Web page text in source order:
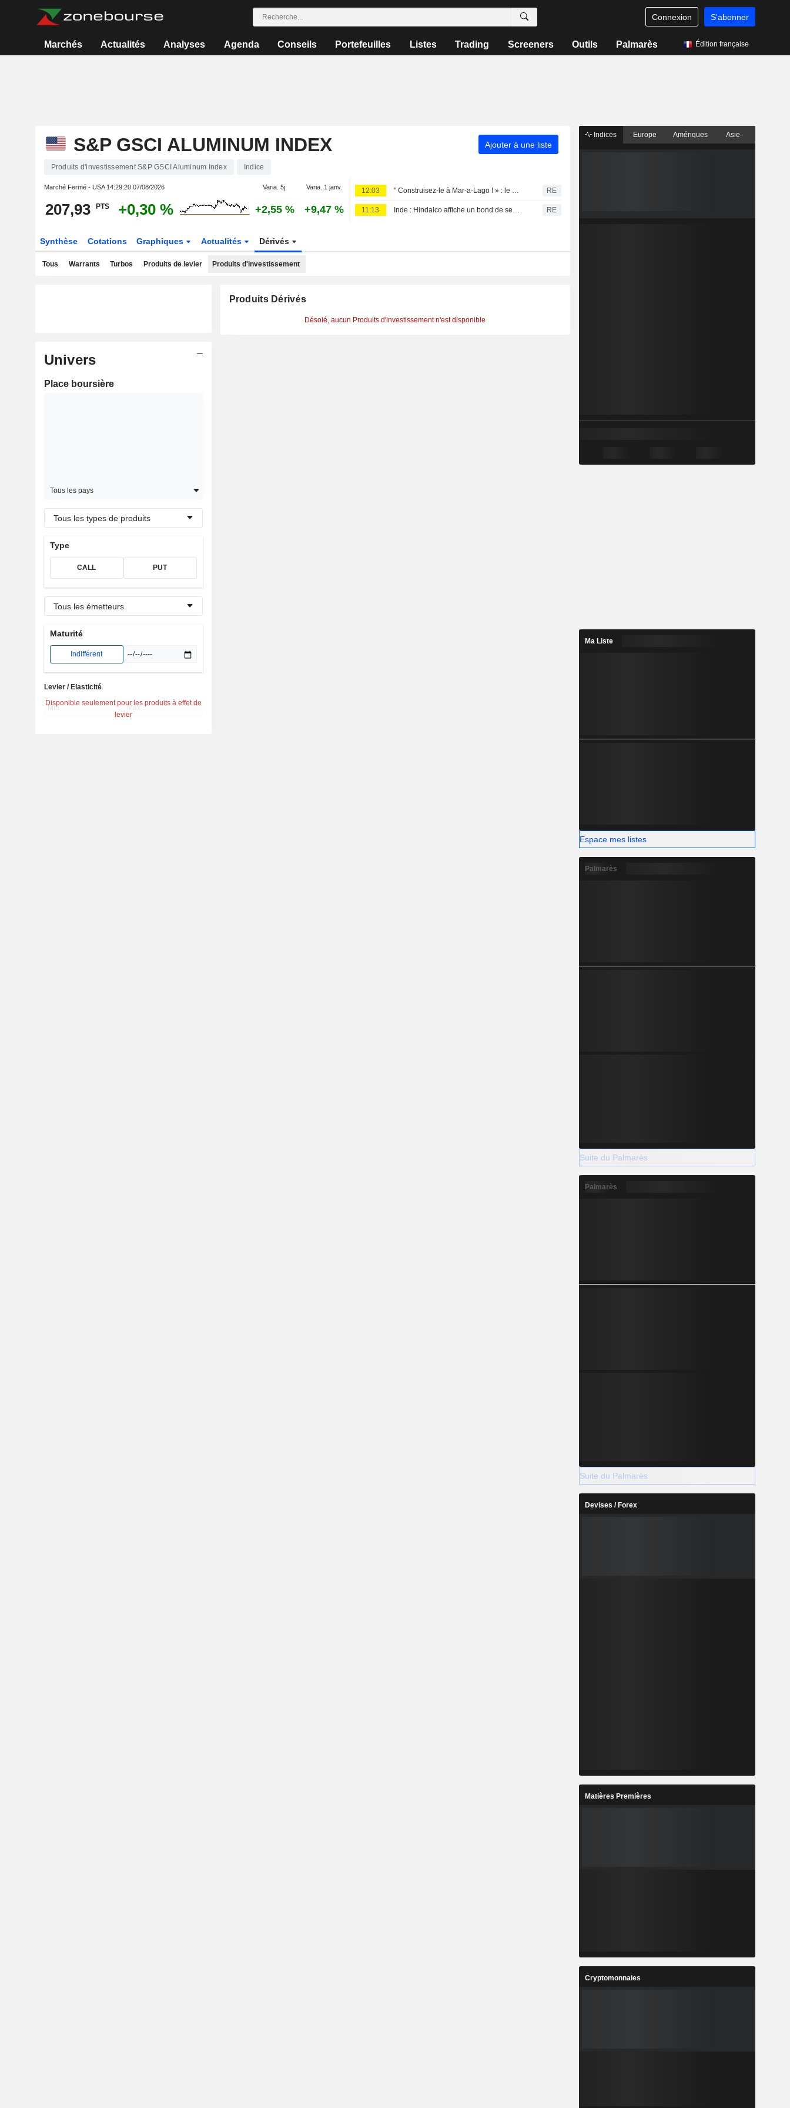
Connexion S'abonner
Marchés Actualités Analyses Agenda Conseils Portefeuilles Listes Trading Screeners Outils Palmarès Édition française
S&P GSCI ALUMINUM INDEX Ajouter à une liste
Produits d'investissement S&P GSCI Aluminum Index Indice
Marché Fermé - USA 14:29:20 07/08/2026 Varia. 5j. Varia. 1 janv.
207,93 PTS +0,30 % +2,55 % +9,47 %
12:03 " Construisez-le à Mar-a-Lago ! » : le projet de fonderie d'aluminium de Trump bouleverse la course au poste de gouverneur de l'Oklahoma RE
11:13 Inde : Hindalco affiche un bond de ses bénéfices porté par le raffermissement des cours des métaux RE
Synthèse Cotations Graphiques Actualités Dérivés
Tous Warrants Turbos Produits de levier Produits d'investissement
Univers
Place boursière
Tous les pays
Tous les types de produits
Type
CALL PUT
Tous les émetteurs
Maturité
Indifférent
Disponible seulement pour les produits à effet de
levier
Levier / Elasticité
Produits Dérivés
Désolé, aucun Produits d'investissement n'est disponible
Indices Europe Amériques Asie
Ma Liste
Espace mes listes
Palmarès
Suite du Palmarès
Palmarès
Suite du Palmarès
Devises / Forex
Matières Premières
Cryptomonnaies